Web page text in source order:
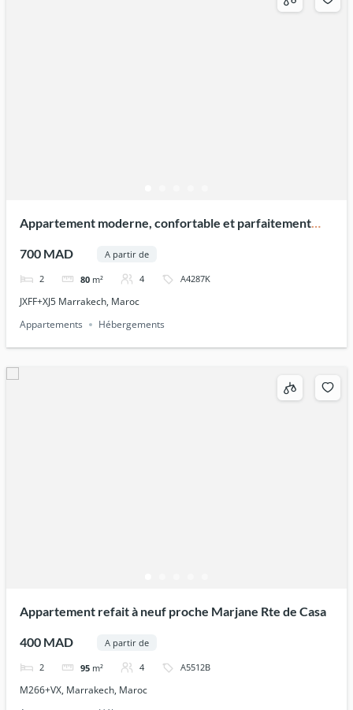
Appartement moderne, confortable et parfaitement
700 MAD A partir de
2 80 m² 4 A4287K
JXFF+XJ5 Marrakech, Maroc
Appartements
Hébergements
Appartement refait à neuf proche Marjane Rte de Casa
400 MAD A partir de
2 95 m² 4 A5512B
M266+VX, Marrakech, Maroc